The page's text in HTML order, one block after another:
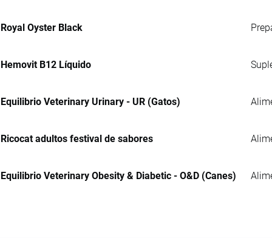
Royal Oyster Black
Hemovit B12 Líquido
Equilibrio Veterinary Urinary - UR (Gatos)
Ricocat adultos festival de sabores
Equilibrio Veterinary Obesity & Diabetic - O&D (Canes)